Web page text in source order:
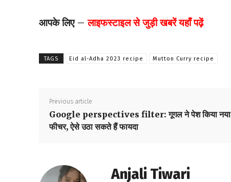
आपके लिए –लाइफस्टाइल से जुड़ी खबरें यहाँ पढ़ें
TAGS Eid al-Adha 2023 recipe Mutton Curry recipe
Previous article
Google perspectives filter: गूगल ने पेश किया नया
फीचर, ऐसे उठा सकते हैं फायदा
Anjali Tiwari